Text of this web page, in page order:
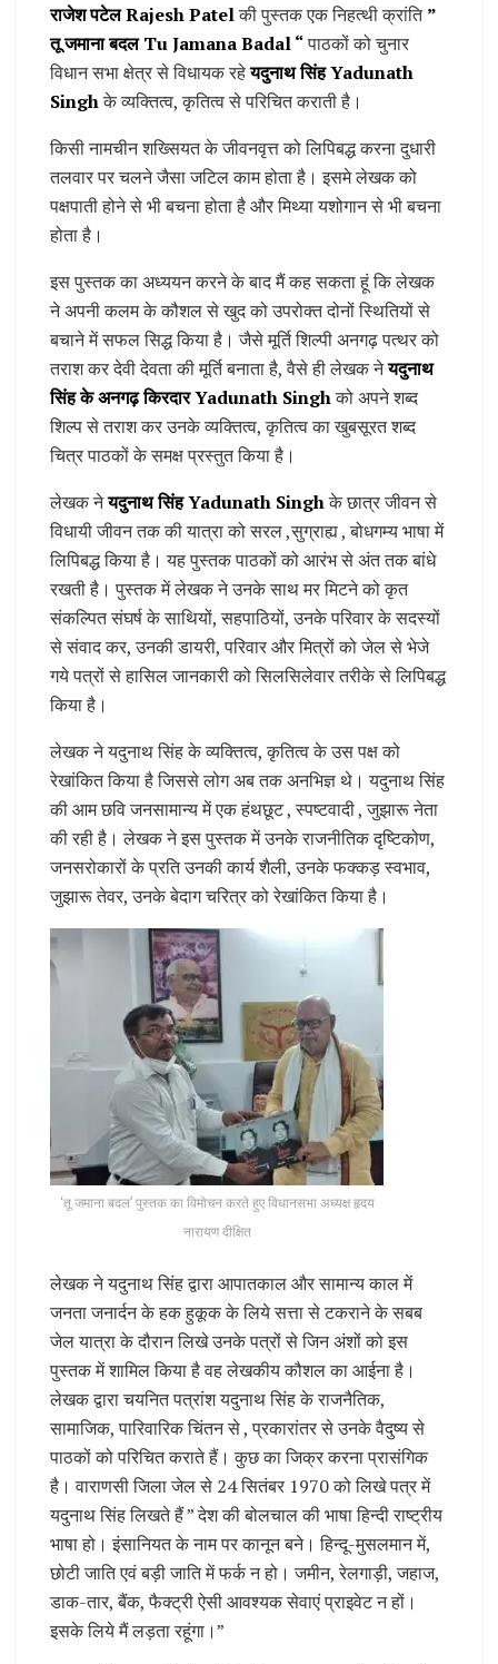
राजेश पटेल Rajesh Patelकी पुस्तक एक निहत्थी क्रांति”
तू जमाना बदल Tu Jamana Badal “पाठकों को चुनार
विधान सभा क्षेत्र से विधायक रहेयदुनाथ सिंह Yadunath
Singhके व्यक्तित्व, कृतित्व से परिचित कराती है।
किसी नामचीन शख्सियत के जीवनवृत्त को लिपिबद्ध करना दुधारी
तलवार पर चलने जैसा जटिल काम होता है। इसमे लेखक को
पक्षपाती होने से भी बचना होता है और मिथ्या यशोगान से भी बचना
होता है।
इस पुस्तक का अध्ययन करने के बाद मैं कह सकता हूं कि लेखक
ने अपनी कलम के कौशल से खुद को उपरोक्त दोनों स्थितियों से
बचाने में सफल सिद्ध किया है। जैसे मूर्ति शिल्पी अनगढ़ पत्थर को
तराश कर देवी देवता की मूर्ति बनाता है, वैसे ही लेखक नेयदुनाथ
सिंह के अनगढ़ किरदार Yadunath Singhको अपने शब्द
शिल्प से तराश कर उनके व्यक्तित्व, कृतित्व का खुबसूरत शब्द
चित्र पाठकों के समक्ष प्रस्तुत किया है।
लेखक नेयदुनाथ सिंह Yadunath Singhके छात्र जीवन से
विधायी जीवन तक की यात्रा को सरल ,सुग्राह्य , बोधगम्य भाषा में
लिपिबद्ध किया है। यह पुस्तक पाठकों को आरंभ से अंत तक बांधे
रखती है। पुस्तक में लेखक ने उनके साथ मर मिटने को कृत
संकल्पित संघर्ष के साथियों, सहपाठियों, उनके परिवार के सदस्यों
से संवाद कर, उनकी डायरी, परिवार और मित्रों को जेल से भेजे
गये पत्रों से हासिल जानकारी को सिलसिलेवार तरीके से लिपिबद्ध
किया है।
लेखक ने यदुनाथ सिंह के व्यक्तित्व, कृतित्व के उस पक्ष को
रेखांकित किया है जिससे लोग अब तक अनभिज्ञ थे। यदुनाथ सिंह
की आम छवि जनसामान्य में एक हंथछूट , स्पष्टवादी , जुझारू नेता
की रही है। लेखक ने इस पुस्तक में उनके राजनीतिक दृष्टिकोण,
जनसरोकारों के प्रति उनकी कार्य शैली, उनके फक्कड़ स्वभाव,
जुझारू तेवर, उनके बेदाग चरित्र को रेखांकित किया है।
‘तू जमाना बदल’ पुस्तक का विमोचन करते हुए विधानसभा अध्यक्ष हृदय
नारायण दीक्षित
लेखक ने यदुनाथ सिंह द्वारा आपातकाल और सामान्य काल में
जनता जनार्दन के हक हुकूक के लिये सत्ता से टकराने के सबब
जेल यात्रा के दौरान लिखे उनके पत्रों से जिन अंशों को इस
पुस्तक में शामिल किया है वह लेखकीय कौशल का आईना है।
लेखक द्वारा चयनित पत्रांश यदुनाथ सिंह के राजनैतिक,
सामाजिक, पारिवारिक चिंतन से , प्रकारांतर से उनके वैदुष्य से
पाठकों को परिचित कराते हैं। कुछ का जिक्र करना प्रासंगिक
है। वाराणसी जिला जेल से 24 सितंबर 1970 को लिखे पत्र में
यदुनाथ सिंह लिखते हैं ” देश की बोलचाल की भाषा हिन्दी राष्ट्रीय
भाषा हो। इंसानियत के नाम पर कानून बने। हिन्दू-मुसलमान में,
छोटी जाति एवं बड़ी जाति में फर्क न हो। जमीन, रेलगाड़ी, जहाज,
डाक-तार, बैंक, फैक्ट्री ऐसी आवश्यक सेवाएं प्राइवेट न हों।
इसके लिये मैं लड़ता रहूंगा।”